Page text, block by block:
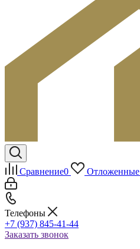
Сравнение0 Отложенные
Телефоны
+7 (937) 845-41-44
Заказать звонок